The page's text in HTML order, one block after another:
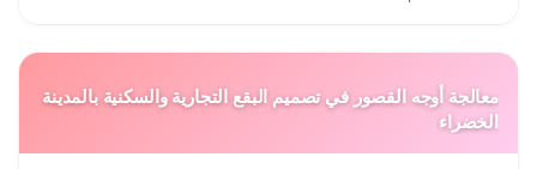
معالجة أوجه القصور في تصميم البقع التجارية والسكنية بالمدينة
الخضراء